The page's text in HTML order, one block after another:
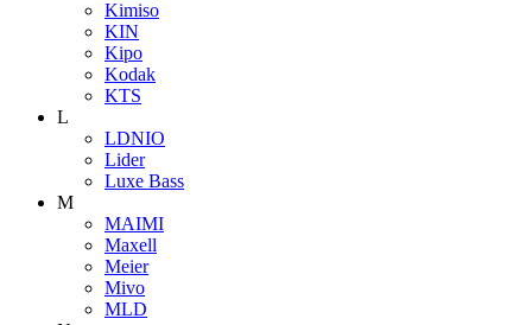
Kimiso
KIN
Kipo
Kodak
KTS
L
LDNIO
Lider
Luxe Bass
M
MAIMI
Maxell
Meier
Mivo
MLD